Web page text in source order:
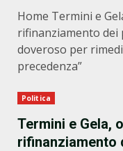
Home Termini e
rifinanziamento dei
doveroso per
precedenza”
Politica
Termini e Gela,
rifinanziamento